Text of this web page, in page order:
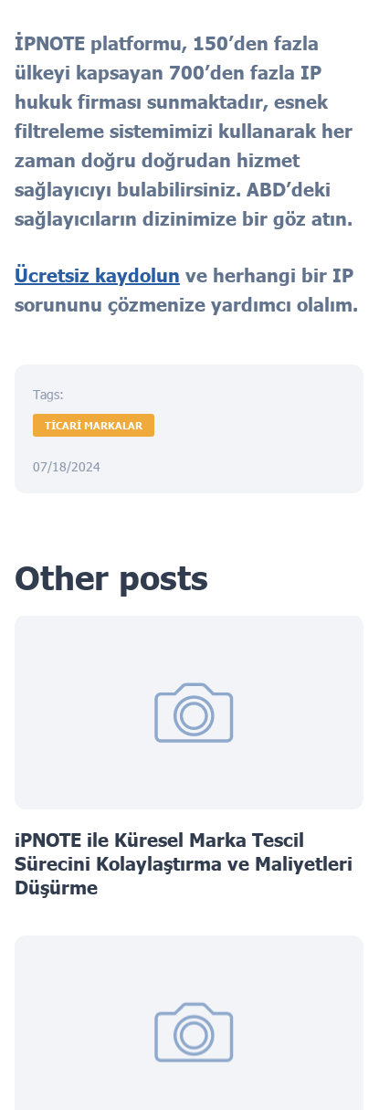
İPNOTE platformu, 150’den fazla
ülkeyi kapsayan 700’den fazla IP
hukuk firması sunmaktadır, esnek
filtreleme sistemimizi kullanarak her
zaman doğru doğrudan hizmet
sağlayıcıyı bulabilirsiniz. ABD’deki
sağlayıcıların dizinimize bir göz atın.
Ücretsiz kaydolun ve herhangi bir IP
sorununu çözmenize yardımcı olalım.
Tags:
TICARI MARKALAR
07/18/2024
Other posts
iPNOTE ile Küresel Marka Tescil
Sürecini Kolaylaştırma ve Maliyetleri
Düşürme